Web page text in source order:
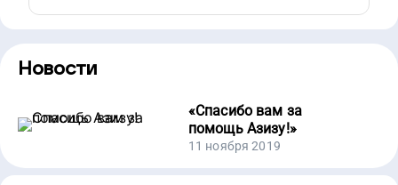
Новости
«Спасибо вам за
помощь Азизу!»
11 ноября 2019